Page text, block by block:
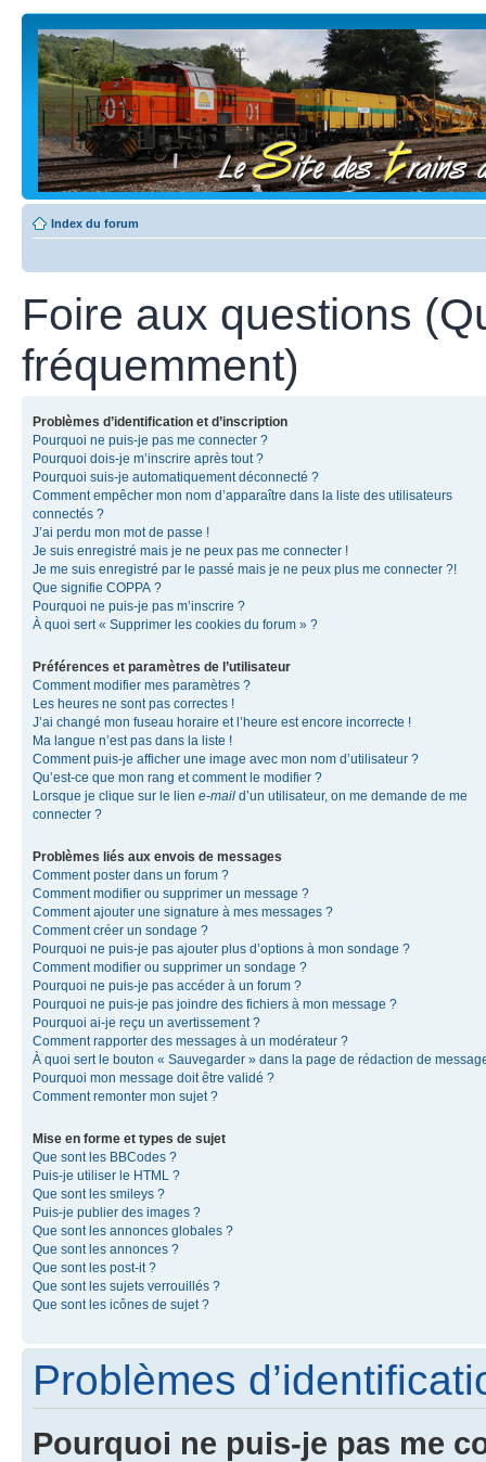
Index du forum
Foire aux questions
fréquemment)
Problèmes d’identification et d’inscription
Pourquoi ne puis-je pas me connecter ?
Pourquoi dois-je m’inscrire après tout ?
Pourquoi suis-je automatiquement déconnecté ?
Comment empêcher mon nom d’apparaître dans la liste des utilisateurs
connectés ?
J’ai perdu mon mot de passe !
Je suis enregistré mais je ne peux pas me connecter !
Je me suis enregistré par le passé mais je ne peux plus me connecter ?!
Que signifie COPPA ?
Pourquoi ne puis-je pas m’inscrire ?
À quoi sert « Supprimer les cookies du forum » ?
Préférences et paramètres de l’utilisateur
Comment modifier mes paramètres ?
Les heures ne sont pas correctes !
J’ai changé mon fuseau horaire et l’heure est encore incorrecte !
Ma langue n’est pas dans la liste !
Comment puis-je afficher une image avec mon nom d’utilisateur ?
Qu’est-ce que mon rang et comment le modifier ?
Lorsque je clique sur le lien e-mail d’un utilisateur, on me demande de me
connecter ?
Problèmes liés aux envois de messages
Comment poster dans un forum ?
Comment modifier ou supprimer un message ?
Comment ajouter une signature à mes messages ?
Comment créer un sondage ?
Pourquoi ne puis-je pas ajouter plus d’options à mon sondage ?
Comment modifier ou supprimer un sondage ?
Pourquoi ne puis-je pas accéder à un forum ?
Pourquoi ne puis-je pas joindre des fichiers à mon message ?
Pourquoi ai-je reçu un avertissement ?
Comment rapporter des messages à un modérateur ?
À quoi sert le bouton « Sauvegarder » dans la page de rédaction de
Pourquoi mon message doit être validé ?
Comment remonter mon sujet ?
Mise en forme et types de sujet
Que sont les BBCodes ?
Puis-je utiliser le HTML ?
Que sont les smileys ?
Puis-je publier des images ?
Que sont les annonces globales ?
Que sont les annonces ?
Que sont les post-it ?
Que sont les sujets verrouillés ?
Que sont les icônes de sujet ?
Problèmes
Pourquoi ne puis-je pas me